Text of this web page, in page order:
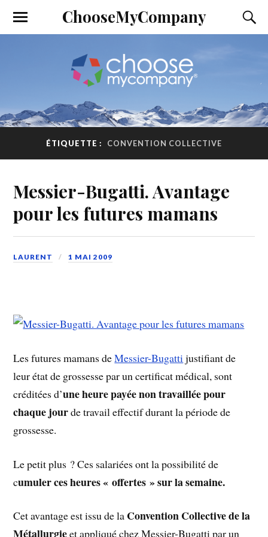
ChooseMyCompany
ÉTIQUETTE : CONVENTION COLLECTIVE
Messier-Bugatti. Avantage
pour les futures mamans
LAURENT 1 MAI 2009
Les futures mamans deMessier-Bugatti justifiant de
leur état de grossesse par un certificat médical, sont
créditées d’une heure payée non travaillée pour
chaque jourde travail effectif durant la période de
grossesse.
Le petit plus ? Ces salariées ont la possibilité de
cumuler ces heures « offertes » sur la semaine.
Cet avantage est issu de la Convention Collective de la
Métallurgieet appliqué chez Messier-Bugatti par un